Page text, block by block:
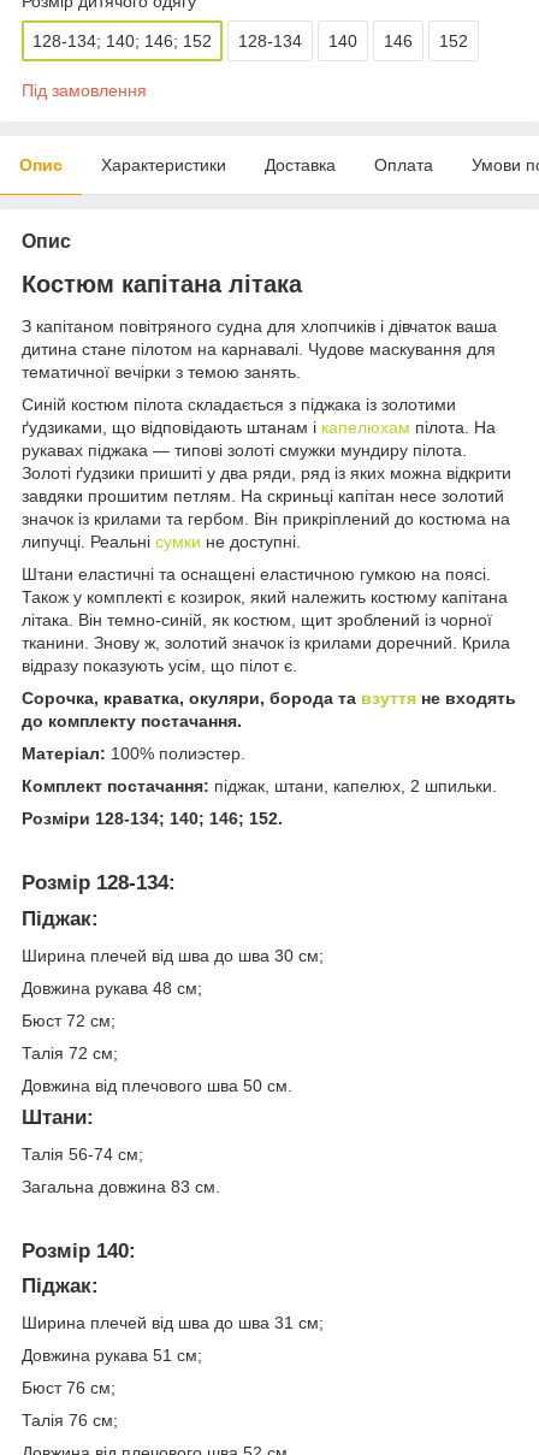
128-134; 140; 146; 152 128-134 140 146 152
Під замовлення
Опис Характеристики Доставка Оплата Умови
Опис
Костюм капітана літака
З капітаном повітряного судна для хлопчиків і дівчаток ваша
дитина стане пілотом на карнавалі. Чудове маскування для
тематичної вечірки з темою занять.
Синій костюм пілота складається з піджака із золотими
ґудзиками, що відповідають штанам і капелюхам пілота. На
рукавах піджака — типові золоті смужки мундиру пілота.
Золоті ґудзики пришиті у два ряди, ряд із яких можна відкрити
завдяки прошитим петлям. На скриньці капітан несе золотий
значок із крилами та гербом. Він прикріплений до костюма на
липучці. Реальні сумки не доступні.
Штани еластичні та оснащені еластичною гумкою на поясі.
Також у комплекті є козирок, який належить костюму капітана
літака. Він темно-синій, як костюм, щит зроблений із чорної
тканини. Знову ж, золотий значок із крилами доречний. Крила
відразу показують усім, що пілот є.
Сорочка, краватка, окуляри, борода та взуття не входять
до комплекту постачання.
Матеріал: 100% полиэстер.
Комплект постачання: піджак, штани, капелюх, 2 шпильки.
Розміри 128-134; 140; 146; 152.
Розмір 128-134:
Піджак:
Ширина плечей від шва до шва 30 см;
Довжина рукава 48 см;
Бюст 72 см;
Талія 72 см;
Довжина від плечового шва 50 см.
Штани:
Талія 56-74 см;
Загальна довжина 83 см.
Розмір 140:
Піджак:
Ширина плечей від шва до шва 31 см;
Довжина рукава 51 см;
Бюст 76 см;
Талія 76 см;